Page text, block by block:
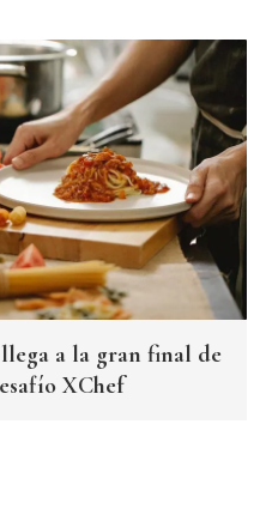
a la gran final de
XChef